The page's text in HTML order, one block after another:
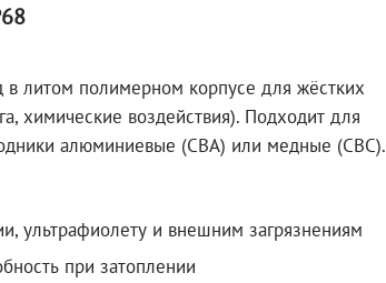
литом полимерном корпусе для жёстких
химические воздействия). Подходит для
алюминиевые (СВА) или медные (СВС).
ультрафиолету и внешним загрязнениям
при затоплении